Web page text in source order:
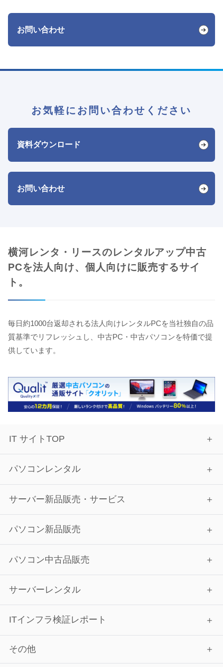
お問い合わせ
お気軽にお問い合わせください
資料ダウンロード
お問い合わせ
横河レンタ・リースのレンタルアップ中古
PCを法人向け、個人向けに販売するサイ
ト。
毎日約1000台返却される法人向けレンタルPCを当社独自の品
質基準でリフレッシュし、中古PC・中古パソコンを特価で提
供しています。
IT サイトTOP
パソコンレンタル
サーバー新品販売・サービス
パソコン新品販売
パソコン中古品販売
サーバーレンタル
ITインフラ検証レポート
その他